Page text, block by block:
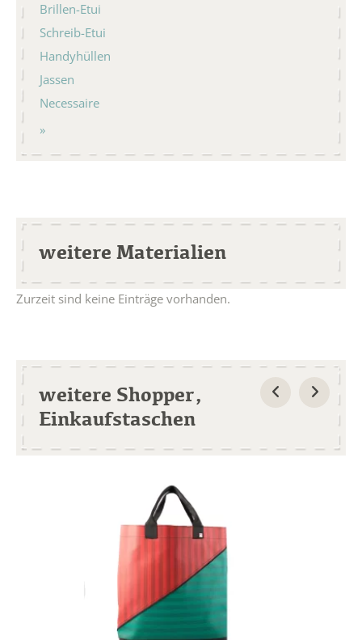
Brillen-Etui
Schreib-Etui
Handyhüllen
Jassen
Necessaire
weitere Materialien
Zurzeit sind keine Einträge vorhanden.
weitere Shopper,
Einkaufstaschen